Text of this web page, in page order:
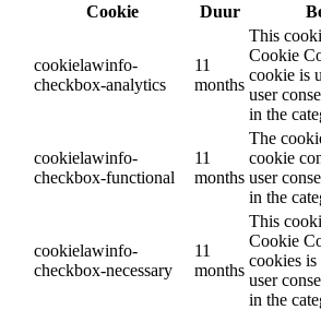
Cookie
Duur
cookielawinfo-
checkbox-analytics
11
months
This
Cookie
cookie is
user
in the
cookielawinfo-
checkbox-functional
11
months
The
cookie
user
in the
cookielawinfo-
checkbox-necessary
11
months
This
Cookie
cookies is
user
in the